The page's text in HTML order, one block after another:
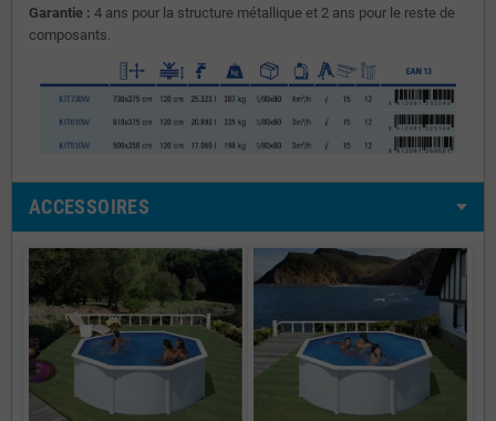
Garantie : 4 ans pour la structure métallique et 2 ans pour le reste de
composants.
ACCESSOIRES